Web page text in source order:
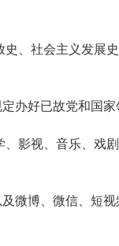
社会主义发展
好已故党和国家
视、音乐、戏
博、微信、短